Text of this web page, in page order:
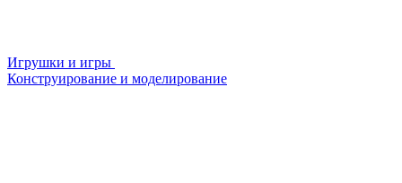
Игрушки и игры
Конструирование и моделирование